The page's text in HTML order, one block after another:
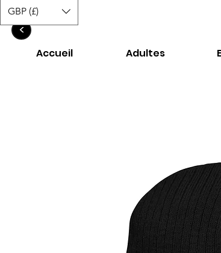
Accueil Adultes
GBP (£)
<